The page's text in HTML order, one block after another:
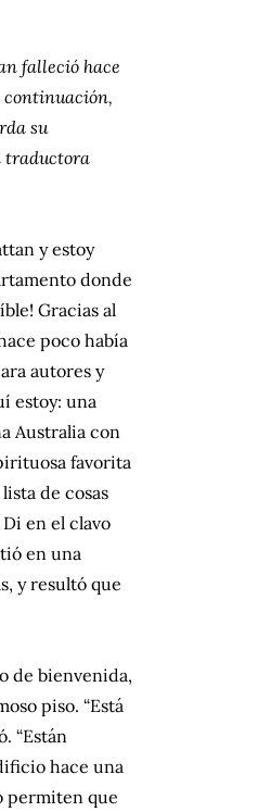
falleció hace
continuación,
su
traductora
y estoy
donde
Gracias al
poco había
autores y
estoy: una
Australia con
favorita
de cosas
en el clavo
en una
y resultó que
de bienvenida,
piso. “Está
“Están
hace una
permiten que